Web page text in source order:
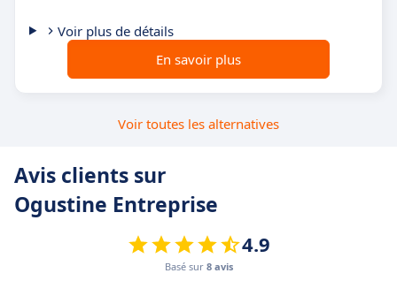
Voir plus de détails
En savoir plus
Voir toutes les alternatives
Avis clients sur
Ogustine Entreprise
4.9
Basé sur 8 avis